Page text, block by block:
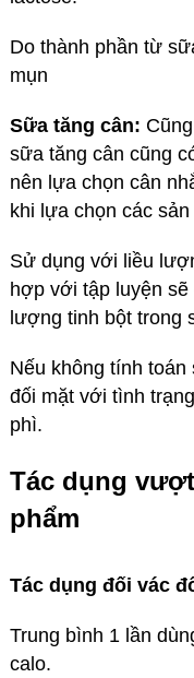
Do thành phần từ
mụn
Sữa tăng cân:
sữa tăng cân cũng
nên lựa chọn cân
khi lựa chọn các sản
Sử dụng với liều
hợp với tập luyện
lượng tinh bột trong
Nếu không tính
đối mặt với tình
phì.
Tác dụng
phẩm
Tác dụng đối vác
Trung bình 1 lần
calo.